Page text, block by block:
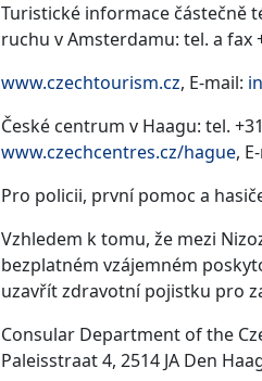
Turistické informace částečně
ruchu v Amsterdamu: tel. a fax
www.czechtourism.cz, E-mail:
České centrum v Haagu: tel.
www.czechcentres.cz/hague,
Pro policii, první pomoc a
Vzhledem k tomu, že mezi
bezplatném vzájemném
uzavřít zdravotní pojistku pro
Consular Department of the
Paleisstraat 4, 2514 JA Den